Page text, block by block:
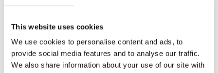
This website uses cookies
We use cookies to personalise content and ads, to
provide social media features and to analyse our traffic.
We also share information about your use of our site with
Markenidentität: Der Kompass Ihres
Warum mögen und kaufen Sie bevorzugt bestimmte
Marken? Weil Sie damit gewisse Di.